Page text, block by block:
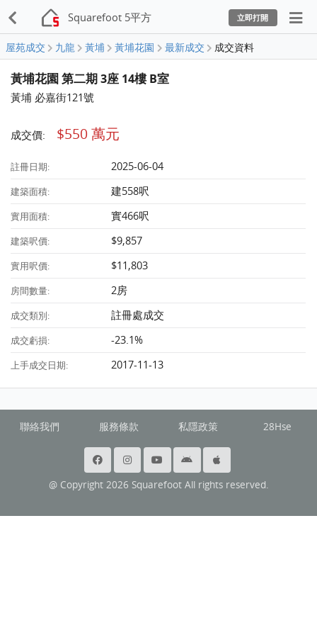
Squarefoot 5平方 立即打開
屋苑成交 九龍 黃埔 黃埔花園 最新成交 成交資料
黃埔花園 第二期 3座 14樓 B室
黃埔 必嘉街121號
成交價: $550 萬元
註冊日期: 2025-06-04
建築面積: 建558呎
實用面積: 實466呎
建築呎價: $9,857
實用呎價: $11,803
房間數量: 2房
成交類別: 註冊處成交
成交虧損: -23.1%
上手成交日期: 2017-11-13
聯絡我們 服務條款 私隱政策 28Hse
@ Copyright 2026 Squarefoot All rights reserved.